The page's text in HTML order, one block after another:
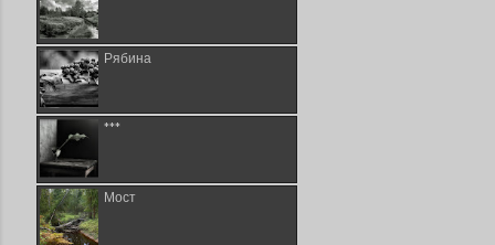
Рябина
***
Мост